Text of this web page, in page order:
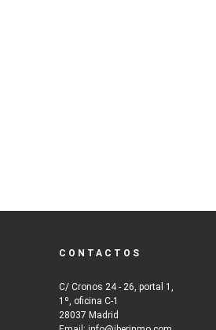
CONTACTOS
C/ Cronos 24 - 26, portal 1,
1º, oficina C-1
28037 Madrid